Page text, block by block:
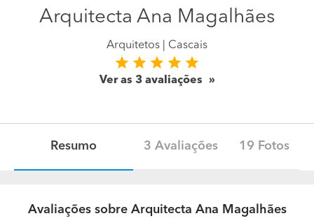
Arquitecta Ana Magalhães
Arquitetos Cascais
Ver as 3 avaliações
Resumo 3 Avaliações 19 Fotos
Avaliações sobre Arquitecta Ana Magalhães